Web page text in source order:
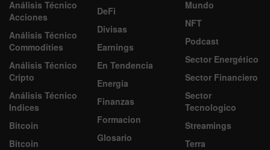
Análisis Técnico
Acciones
Análisis Técnico
Commodities
Análisis Técnico
Cripto
Análisis Técnico
Indices
Bitcoin
Bitcoin
DeFi
Divisas
Earnings
En Tendencia
Energía
Finanzas
Formacion
Glosario
Mundo
NFT
Podcast
Sector Energético
Sector Financiero
Sector
Tecnologico
Streamings
Terra